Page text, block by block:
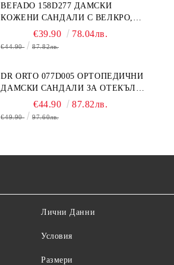
BEFADO 158D277 ДАМСКИ
КОЖЕНИ САНДАЛИ С ВЕЛКРО,
€39.90 78.04лв.
€44.90 87.82лв.
DR ORTO 077D005 ОРТОПЕДИЧНИ
ДАМСКИ САНДАЛИ ЗА ОТЕКЪЛ
КРАК, БЕЖОВИ
€44.90 87.82лв.
€49.90 97.60лв.
Лични Данни
Условия
Размери